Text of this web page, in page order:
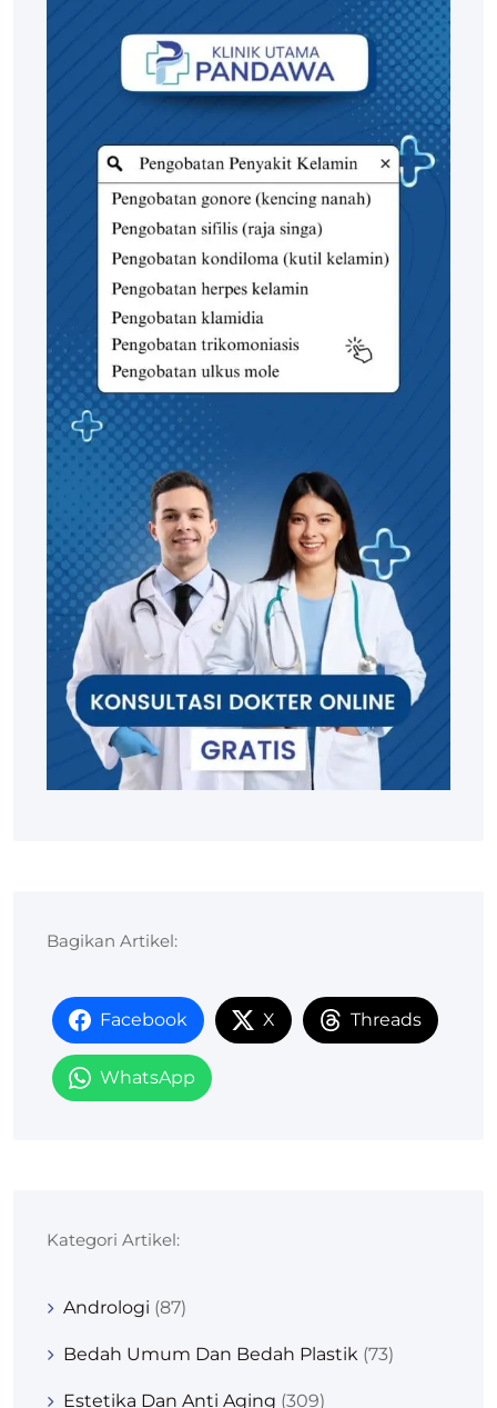
Bagikan Artikel:
Facebook X Threads
WhatsApp
Kategori Artikel:
Andrologi (87)
Bedah Umum Dan Bedah Plastik (73)
Estetika Dan Anti Aging (309)